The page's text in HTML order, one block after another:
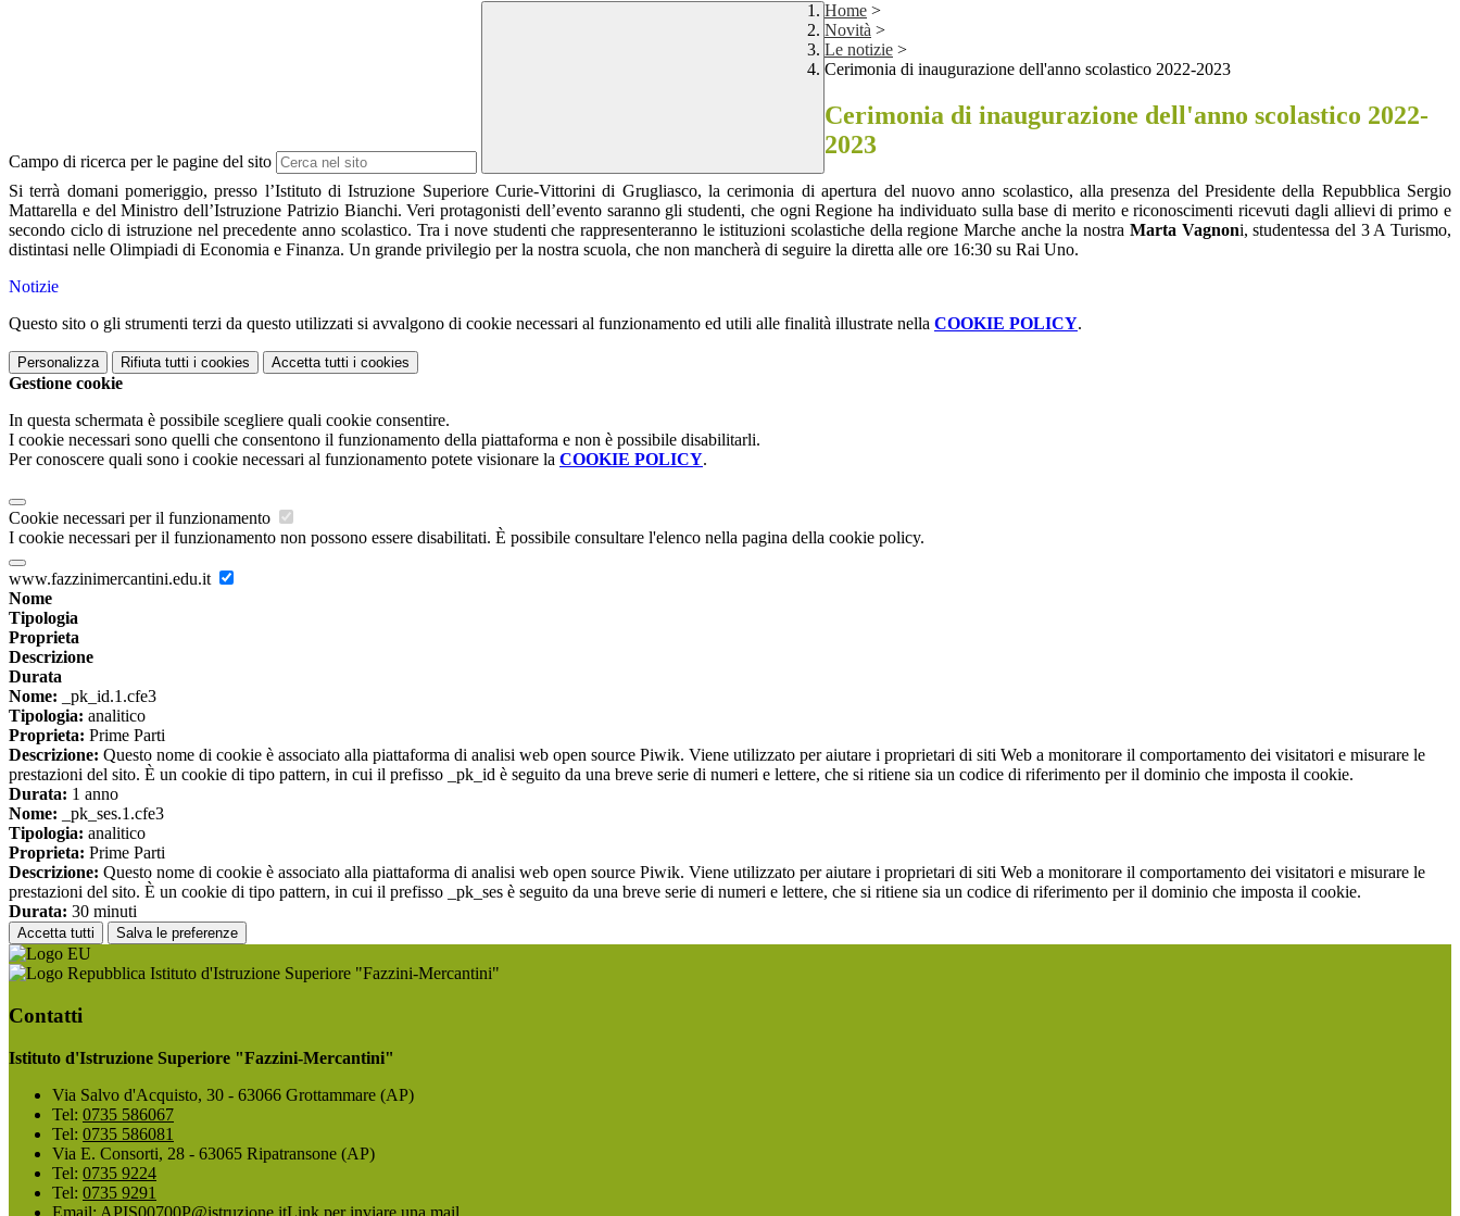
Campo di ricerca per le pagine del sito
Home >
Novità >
Le notizie >
Cerimonia di inaugurazione dell'anno scolastico 2022-2023
Cerimonia di inaugurazione dell'anno scolastico 2022-
2023
Si terrà domani pomeriggio, presso l’Istituto di Istruzione Superiore Curie-Vittorini di Grugliasco, la cerimonia di apertura del nuovo anno scolastico, alla presenza del Presidente della Repubblica Sergio
Mattarella e del Ministro dell’Istruzione Patrizio Bianchi. Veri protagonisti dell’evento saranno gli studenti, che ogni Regione ha individuato sulla base di merito e riconoscimenti ricevuti dagli allievi di primo e
secondo ciclo di istruzione nel precedente anno scolastico. Tra i nove studenti che rappresenteranno le istituzioni scolastiche della regione Marche anche la nostra Marta Vagnoni, studentessa del 3 A Turismo,
distintasi nelle Olimpiadi di Economia e Finanza. Un grande privilegio per la nostra scuola, che non mancherà di seguire la diretta alle ore 16:30 su Rai Uno.
Notizie
Questo sito o gli strumenti terzi da questo utilizzati si avvalgono di cookie necessari al funzionamento ed utili alle finalità illustrate nella COOKIE POLICY.
Personalizza Rifiuta tutti i cookies Accetta tutti i cookies
Gestione cookie
In questa schermata è possibile scegliere quali cookie consentire.
I cookie necessari sono quelli che consentono il funzionamento della piattaforma e non è possibile disabilitarli.
Per conoscere quali sono i cookie necessari al funzionamento potete visionare la COOKIE POLICY.
Cookie necessari per il funzionamento
I cookie necessari per il funzionamento non possono essere disabilitati. È possibile consultare l'elenco nella pagina della cookie policy.
www.fazzinimercantini.edu.it
Nome
Tipologia
Proprieta
Descrizione
Durata
Nome: _pk_id.1.cfe3
Tipologia: analitico
Proprieta: Prime Parti
Descrizione: Questo nome di cookie è associato alla piattaforma di analisi web open source Piwik. Viene utilizzato per aiutare i proprietari di siti Web a monitorare il comportamento dei visitatori e misurare le
prestazioni del sito. È un cookie di tipo pattern, in cui il prefisso _pk_id è seguito da una breve serie di numeri e lettere, che si ritiene sia un codice di riferimento per il dominio che imposta il cookie.
Durata: 1 anno
Nome: _pk_ses.1.cfe3
Tipologia: analitico
Proprieta: Prime Parti
Descrizione: Questo nome di cookie è associato alla piattaforma di analisi web open source Piwik. Viene utilizzato per aiutare i proprietari di siti Web a monitorare il comportamento dei visitatori e misurare le
prestazioni del sito. È un cookie di tipo pattern, in cui il prefisso _pk_ses è seguito da una breve serie di numeri e lettere, che si ritiene sia un codice di riferimento per il dominio che imposta il cookie.
Durata: 30 minuti
Accetta tutti Salva le preferenze
Istituto d'Istruzione Superiore "Fazzini-Mercantini"
Contatti
Istituto d'Istruzione Superiore "Fazzini-Mercantini"
Via Salvo d'Acquisto, 30 - 63066 Grottammare (AP)
Tel: 0735 586067
Tel: 0735 586081
Via E. Consorti, 28 - 63065 Ripatransone (AP)
Tel: 0735 9224
Tel: 0735 9291
Email: APIS00700P@istruzione.itLink per inviare una mail